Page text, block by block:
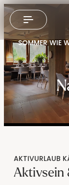
Zum Haupt-
Zur Menü-
Zum Footer
SOMMER WIE
AKTIVURLAUB
Aktivsein